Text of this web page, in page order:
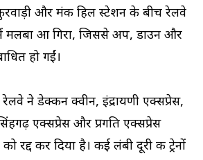
और मंकी हिल स्टेशन के बीच रेलवे
में मलबा आ गिरा, जिससे अप, डाउन और
हो गईं।
ने डेक्कन क्वीन, इंद्रायणी एक्सप्रेस,
एक्सप्रेस और प्रगति एक्सप्रेस
रद्द कर दिया है। कई लंबी दूरी की ट्रेनों